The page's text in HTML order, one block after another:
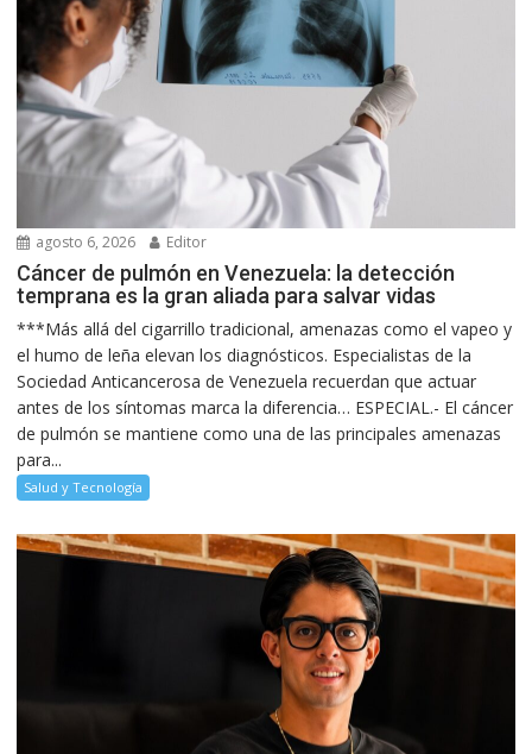
agosto 6, 2026 Editor
Cáncer de pulmón en Venezuela: la detección
temprana es la gran aliada para salvar vidas
***Más allá del cigarrillo tradicional, amenazas como el vapeo y
el humo de leña elevan los diagnósticos. Especialistas de la
Sociedad Anticancerosa de Venezuela recuerdan que actuar
antes de los síntomas marca la diferencia… ESPECIAL.- El cáncer
de pulmón se mantiene como una de las principales amenazas
para...
Salud y Tecnología